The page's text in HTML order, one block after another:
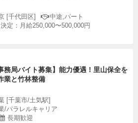
[千代田区]
中途,パート
定：月給250,000〜500,000円
務局バイト募集】能力優遇！里山保全を
業と竹林整備
[千葉市/土気駅]
/パラレルキャリア
長期歓迎